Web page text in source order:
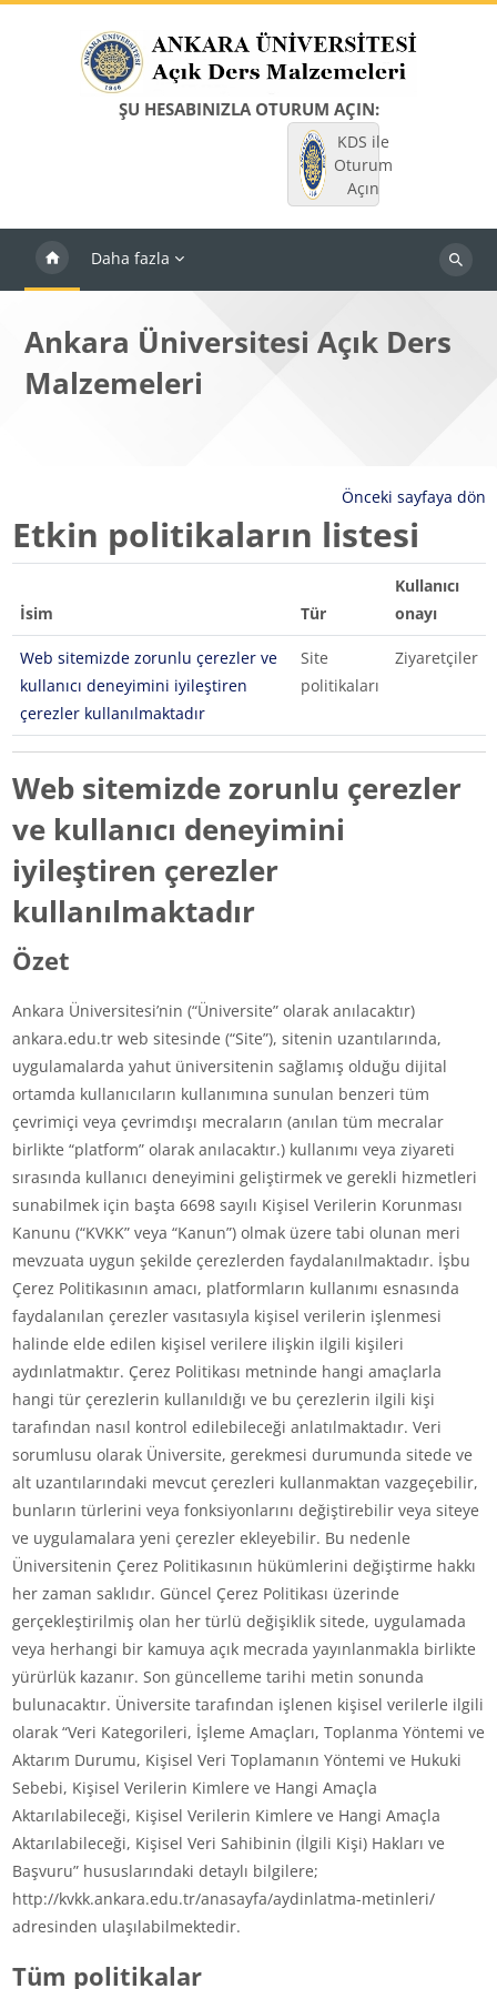
ŞU HESABINIZLA OTURUM AÇIN:
KDS ile
Oturum
Açın
Daha fazla
Dersleri
Ankara Üniversitesi Açık Ders
Malzemeleri
Önceki sayfaya dön
Etkin politikaların listesi
İsim Tür
Kullanıcı
onayı
Web sitemizde zorunlu çerezler ve
kullanıcı deneyimini iyileştiren
çerezler kullanılmaktadır
Site
politikaları
Ziyaretçiler
Web sitemizde zorunlu çerezler
ve kullanıcı deneyimini
iyileştiren çerezler
kullanılmaktadır
Özet
Ankara Üniversitesi’nin (“Üniversite” olarak anılacaktır)
ankara.edu.tr web sitesinde (“Site”), sitenin uzantılarında,
uygulamalarda yahut üniversitenin sağlamış olduğu dijital
ortamda kullanıcıların kullanımına sunulan benzeri tüm
çevrimiçi veya çevrimdışı mecraların (anılan tüm mecralar
birlikte “platform” olarak anılacaktır.) kullanımı veya ziyareti
sırasında kullanıcı deneyimini geliştirmek ve gerekli hizmetleri
sunabilmek için başta 6698 sayılı Kişisel Verilerin Korunması
Kanunu (“KVKK” veya “Kanun”) olmak üzere tabi olunan meri
mevzuata uygun şekilde çerezlerden faydalanılmaktadır. İşbu
Çerez Politikasının amacı, platformların kullanımı esnasında
faydalanılan çerezler vasıtasıyla kişisel verilerin işlenmesi
halinde elde edilen kişisel verilere ilişkin ilgili kişileri
aydınlatmaktır. Çerez Politikası metninde hangi amaçlarla
hangi tür çerezlerin kullanıldığı ve bu çerezlerin ilgili kişi
tarafından nasıl kontrol edilebileceği anlatılmaktadır. Veri
sorumlusu olarak Üniversite, gerekmesi durumunda sitede ve
alt uzantılarındaki mevcut çerezleri kullanmaktan vazgeçebilir,
bunların türlerini veya fonksiyonlarını değiştirebilir veya siteye
ve uygulamalara yeni çerezler ekleyebilir. Bu nedenle
Üniversitenin Çerez Politikasının hükümlerini değiştirme hakkı
her zaman saklıdır. Güncel Çerez Politikası üzerinde
gerçekleştirilmiş olan her türlü değişiklik sitede, uygulamada
veya herhangi bir kamuya açık mecrada yayınlanmakla birlikte
yürürlük kazanır. Son güncelleme tarihi metin sonunda
bulunacaktır. Üniversite tarafından işlenen kişisel verilerle ilgili
olarak “Veri Kategorileri, İşleme Amaçları, Toplanma Yöntemi ve
Aktarım Durumu, Kişisel Veri Toplamanın Yöntemi ve Hukuki
Sebebi, Kişisel Verilerin Kimlere ve Hangi Amaçla
Aktarılabileceği, Kişisel Verilerin Kimlere ve Hangi Amaçla
Aktarılabileceği, Kişisel Veri Sahibinin (İlgili Kişi) Hakları ve
Başvuru” hususlarındaki detaylı bilgilere;
http://kvkk.ankara.edu.tr/anasayfa/aydinlatma-metinleri/
adresinden ulaşılabilmektedir.
Tüm politikalar